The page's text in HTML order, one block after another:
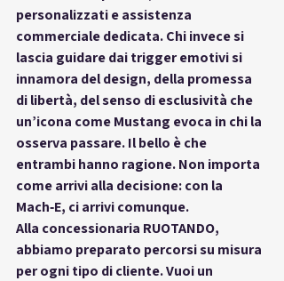
personalizzati e assistenza
commerciale dedicata. Chi invece si
lascia guidare dai trigger emotivi si
innamora del design, della promessa
di libertà, del senso di esclusività che
un’icona come Mustang evoca in chi la
osserva passare. Il bello è che
entrambi hanno ragione. Non importa
come arrivi alla decisione: con la
Mach‑E, ci arrivi comunque.
Alla concessionaria RUOTANDO,
abbiamo preparato percorsi su misura
per ogni tipo di cliente. Vuoi un